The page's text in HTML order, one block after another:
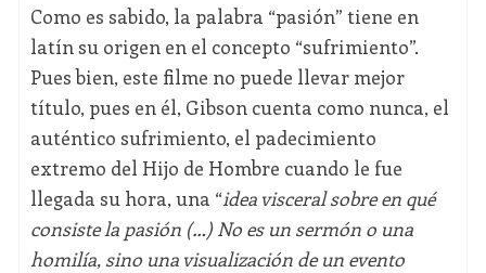
Como es sabido, la palabra “pasión” tiene en
latín su origen en el concepto “sufrimiento”.
Pues bien, este filme no puede llevar mejor
título, pues en él, Gibson cuenta como nunca, el
auténtico sufrimiento, el padecimiento
extremo del Hijo de Hombre cuando le fue
llegada su hora, una “idea visceral sobre en qué
consiste la pasión (…) No es un sermón o una
homilía, sino una visualización de un evento